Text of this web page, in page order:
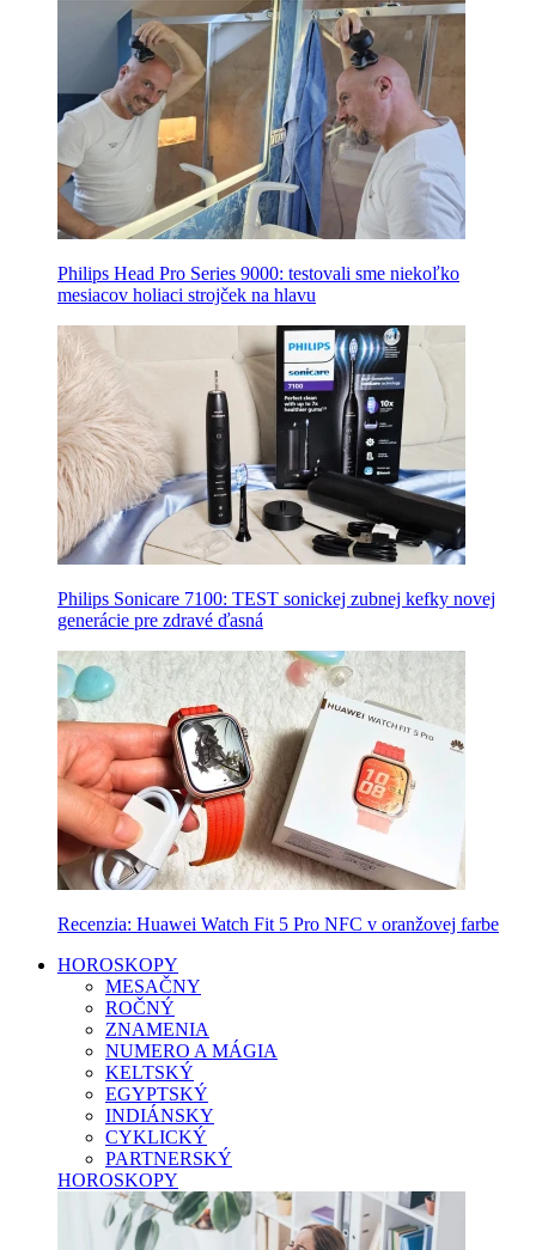
Philips Head Pro Series 9000: testovali sme niekoľko
mesiacov holiaci strojček na hlavu
Philips Sonicare 7100: TEST sonickej zubnej kefky novej
generácie pre zdravé ďasná
Recenzia: Huawei Watch Fit 5 Pro NFC v oranžovej farbe
HOROSKOPY
MESAČNY
ROČNÝ
ZNAMENIA
NUMERO A MÁGIA
KELTSKÝ
EGYPTSKÝ
INDIÁNSKY
CYKLICKÝ
PARTNERSKÝ
HOROSKOPY